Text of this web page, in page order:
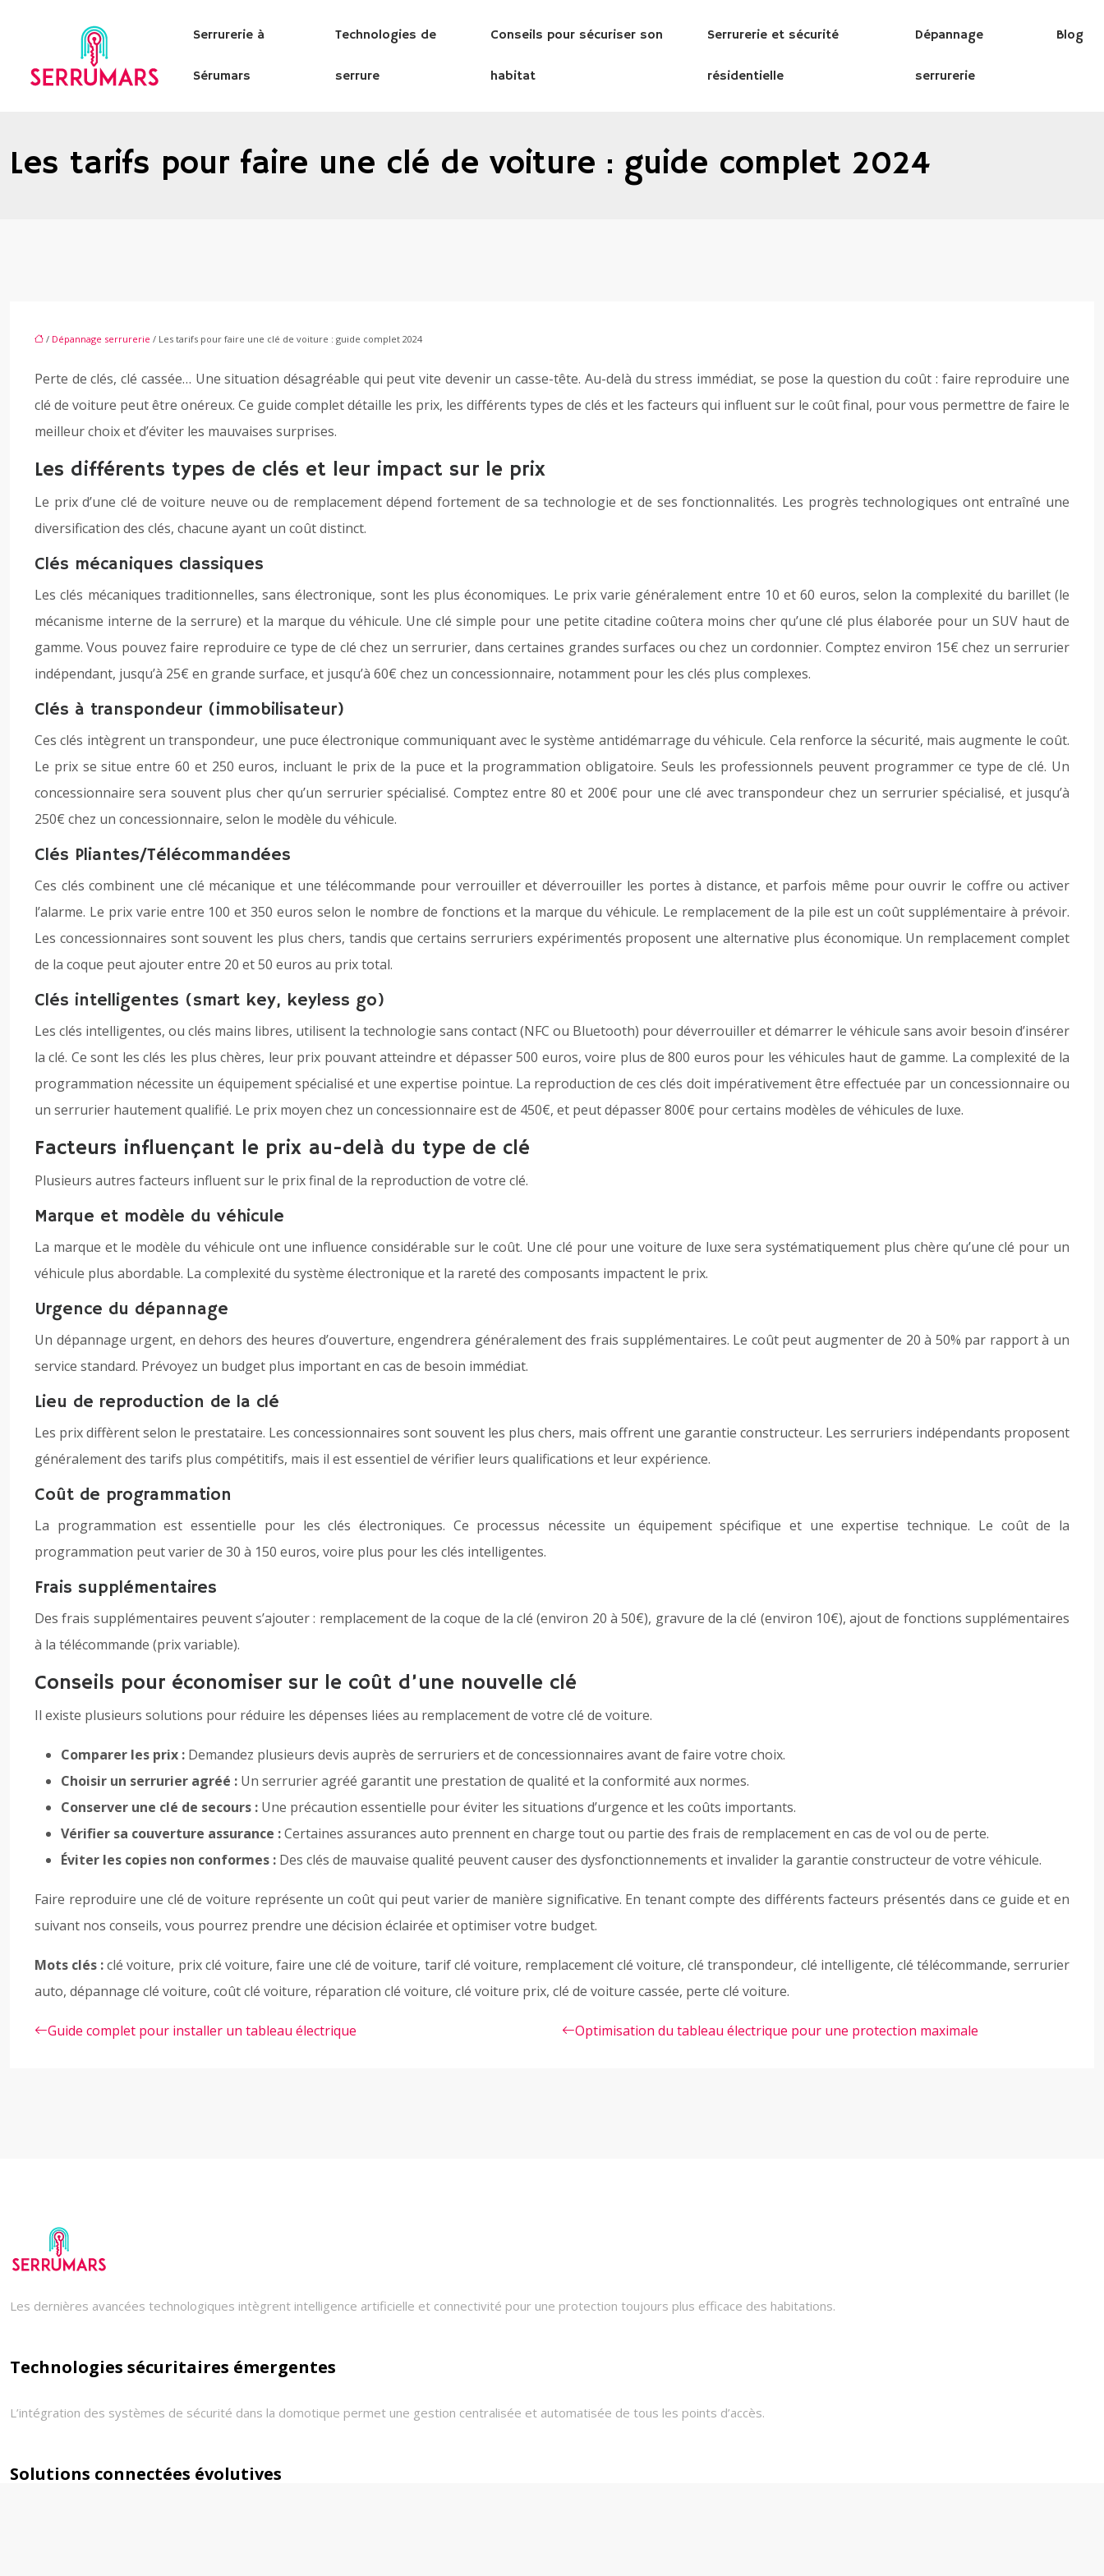
Serrurerie à
Sérumars
Technologies de
serrure
Conseils pour sécuriser son
habitat
Serrurerie et sécurité
résidentielle
Dépannage
serrurerie
Blog
Les tarifs pour faire une clé de voiture : guide complet 2024
/ Dépannage serrurerie / Les tarifs pour faire une clé de voiture : guide complet 2024
Perte de clés, clé cassée… Une situation désagréable qui peut vite devenir un casse-tête. Au-delà du stress immédiat, se pose la question du coût : faire reproduire une
clé de voiture peut être onéreux. Ce guide complet détaille les prix, les différents types de clés et les facteurs qui influent sur le coût final, pour vous permettre de faire le
meilleur choix et d’éviter les mauvaises surprises.
Les différents types de clés et leur impact sur le prix
Le prix d’une clé de voiture neuve ou de remplacement dépend fortement de sa technologie et de ses fonctionnalités. Les progrès technologiques ont entraîné une
diversification des clés, chacune ayant un coût distinct.
Clés mécaniques classiques
Les clés mécaniques traditionnelles, sans électronique, sont les plus économiques. Le prix varie généralement entre 10 et 60 euros, selon la complexité du barillet (le
mécanisme interne de la serrure) et la marque du véhicule. Une clé simple pour une petite citadine coûtera moins cher qu’une clé plus élaborée pour un SUV haut de
gamme. Vous pouvez faire reproduire ce type de clé chez un serrurier, dans certaines grandes surfaces ou chez un cordonnier. Comptez environ 15€ chez un serrurier
indépendant, jusqu’à 25€ en grande surface, et jusqu’à 60€ chez un concessionnaire, notamment pour les clés plus complexes.
Clés à transpondeur (immobilisateur)
Ces clés intègrent un transpondeur, une puce électronique communiquant avec le système antidémarrage du véhicule. Cela renforce la sécurité, mais augmente le coût.
Le prix se situe entre 60 et 250 euros, incluant le prix de la puce et la programmation obligatoire. Seuls les professionnels peuvent programmer ce type de clé. Un
concessionnaire sera souvent plus cher qu’un serrurier spécialisé. Comptez entre 80 et 200€ pour une clé avec transpondeur chez un serrurier spécialisé, et jusqu’à
250€ chez un concessionnaire, selon le modèle du véhicule.
Clés Pliantes/Télécommandées
Ces clés combinent une clé mécanique et une télécommande pour verrouiller et déverrouiller les portes à distance, et parfois même pour ouvrir le coffre ou activer
l’alarme. Le prix varie entre 100 et 350 euros selon le nombre de fonctions et la marque du véhicule. Le remplacement de la pile est un coût supplémentaire à prévoir.
Les concessionnaires sont souvent les plus chers, tandis que certains serruriers expérimentés proposent une alternative plus économique. Un remplacement complet
de la coque peut ajouter entre 20 et 50 euros au prix total.
Clés intelligentes (smart key, keyless go)
Les clés intelligentes, ou clés mains libres, utilisent la technologie sans contact (NFC ou Bluetooth) pour déverrouiller et démarrer le véhicule sans avoir besoin d’insérer
la clé. Ce sont les clés les plus chères, leur prix pouvant atteindre et dépasser 500 euros, voire plus de 800 euros pour les véhicules haut de gamme. La complexité de la
programmation nécessite un équipement spécialisé et une expertise pointue. La reproduction de ces clés doit impérativement être effectuée par un concessionnaire ou
un serrurier hautement qualifié. Le prix moyen chez un concessionnaire est de 450€, et peut dépasser 800€ pour certains modèles de véhicules de luxe.
Facteurs influençant le prix au-delà du type de clé
Plusieurs autres facteurs influent sur le prix final de la reproduction de votre clé.
Marque et modèle du véhicule
La marque et le modèle du véhicule ont une influence considérable sur le coût. Une clé pour une voiture de luxe sera systématiquement plus chère qu’une clé pour un
véhicule plus abordable. La complexité du système électronique et la rareté des composants impactent le prix.
Urgence du dépannage
Un dépannage urgent, en dehors des heures d’ouverture, engendrera généralement des frais supplémentaires. Le coût peut augmenter de 20 à 50% par rapport à un
service standard. Prévoyez un budget plus important en cas de besoin immédiat.
Lieu de reproduction de la clé
Les prix diffèrent selon le prestataire. Les concessionnaires sont souvent les plus chers, mais offrent une garantie constructeur. Les serruriers indépendants proposent
généralement des tarifs plus compétitifs, mais il est essentiel de vérifier leurs qualifications et leur expérience.
Coût de programmation
La programmation est essentielle pour les clés électroniques. Ce processus nécessite un équipement spécifique et une expertise technique. Le coût de la
programmation peut varier de 30 à 150 euros, voire plus pour les clés intelligentes.
Frais supplémentaires
Des frais supplémentaires peuvent s’ajouter : remplacement de la coque de la clé (environ 20 à 50€), gravure de la clé (environ 10€), ajout de fonctions supplémentaires
à la télécommande (prix variable).
Conseils pour économiser sur le coût d’une nouvelle clé
Il existe plusieurs solutions pour réduire les dépenses liées au remplacement de votre clé de voiture.
Comparer les prix : Demandez plusieurs devis auprès de serruriers et de concessionnaires avant de faire votre choix.
Choisir un serrurier agréé : Un serrurier agréé garantit une prestation de qualité et la conformité aux normes.
Conserver une clé de secours : Une précaution essentielle pour éviter les situations d’urgence et les coûts importants.
Vérifier sa couverture assurance :Certaines assurances auto prennent en charge tout ou partie des frais de remplacement en cas de vol ou de perte.
Éviter les copies non conformes : Des clés de mauvaise qualité peuvent causer des dysfonctionnements et invalider la garantie constructeur de votre véhicule.
Faire reproduire une clé de voiture représente un coût qui peut varier de manière significative. En tenant compte des différents facteurs présentés dans ce guide et en
suivant nos conseils, vous pourrez prendre une décision éclairée et optimiser votre budget.
Mots clés :clé voiture, prix clé voiture, faire une clé de voiture, tarif clé voiture, remplacement clé voiture, clé transpondeur, clé intelligente, clé télécommande, serrurier
auto, dépannage clé voiture, coût clé voiture, réparation clé voiture, clé voiture prix, clé de voiture cassée, perte clé voiture.
Guide complet pour installer un tableau électrique Optimisation du tableau électrique pour une protection maximale
Les dernières avancées technologiques intègrent intelligence artificielle et connectivité pour une protection toujours plus efficace des habitations.
Technologies sécuritaires émergentes
L’intégration des systèmes de sécurité dans la domotique permet une gestion centralisée et automatisée de tous les points d’accès.
Solutions connectées évolutives